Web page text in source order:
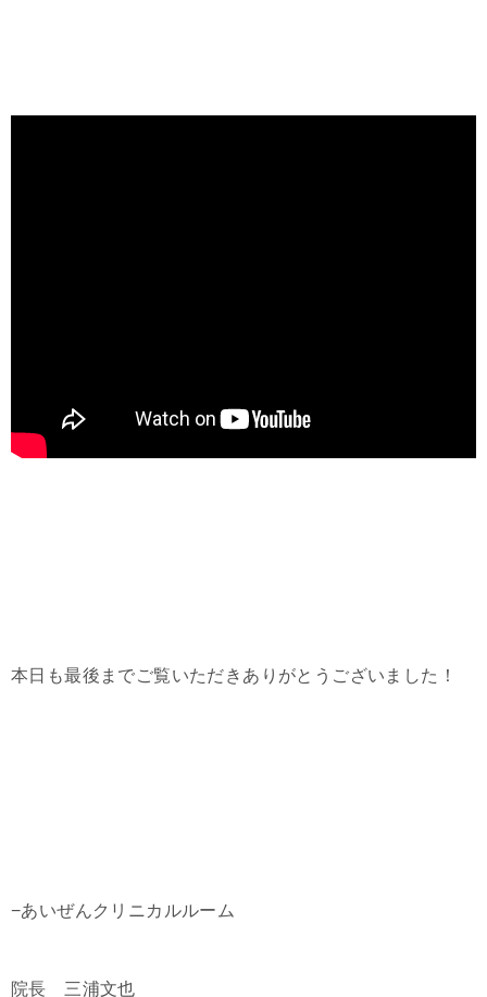
本日も最後までご覧いただきありがとうございました！
−あいぜんクリニカルルーム
院長 三浦文也